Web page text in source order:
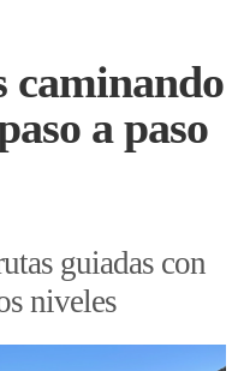
caminando
a paso
guiadas con
niveles